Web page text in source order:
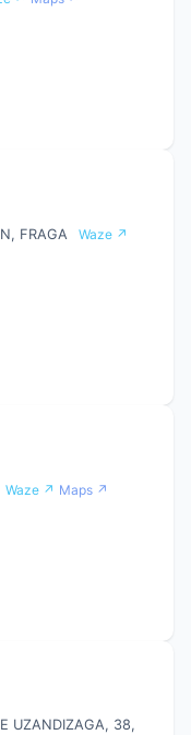
FRAGA
Waze ↗
Waze ↗ Maps ↗
UZANDIZAGA, 38,